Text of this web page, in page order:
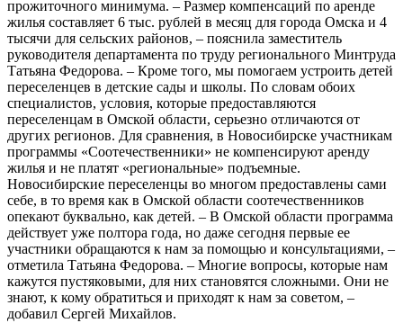
прожиточного минимума. – Размер компенсаций по аренде
жилья составляет 6 тыс. рублей в месяц для города Омска и 4
тысячи для сельских районов, – пояснила заместитель
руководителя департамента по труду регионального Минтруда
Татьяна Федорова. – Кроме того, мы помогаем устроить детей
переселенцев в детские сады и школы. По словам обоих
специалистов, условия, которые предоставляются
переселенцам в Омской области, серьезно отличаются от
других регионов. Для сравнения, в Новосибирске участникам
программы «Соотечественники» не компенсируют аренду
жилья и не платят «региональные» подъемные.
Новосибирские переселенцы во многом предоставлены сами
себе, в то время как в Омской области соотечественников
опекают буквально, как детей. – В Омской области программа
действует уже полтора года, но даже сегодня первые ее
участники обращаются к нам за помощью и консультациями, –
отметила Татьяна Федорова. – Многие вопросы, которые нам
кажутся пустяковыми, для них становятся сложными. Они не
знают, к кому обратиться и приходят к нам за советом, –
добавил Сергей Михайлов.